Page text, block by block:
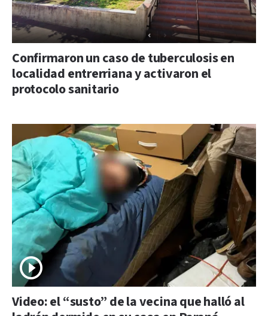
Confirmaron un caso de tuberculosis en
localidad entrerriana y activaron el
protocolo sanitario
Video: el “susto” de la vecina que halló al